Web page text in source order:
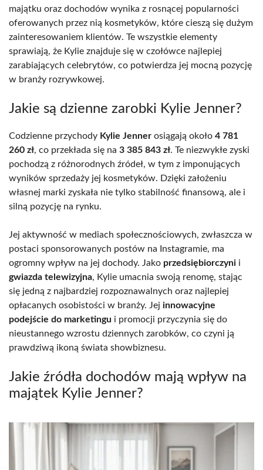
majątku oraz dochodów wynika z rosnącej popularności
oferowanych przez nią kosmetyków, które cieszą się dużym
zainteresowaniem klientów. Te wszystkie elementy
sprawiają, że Kylie znajduje się w czołówce najlepiej
zarabiających celebrytów, co potwierdza jej mocną pozycję
w branży rozrywkowej.
Jakie są dzienne zarobki Kylie Jenner?
Codzienne przychody Kylie Jenner osiągają około 4 781
260 zł, co przekłada się na 3 385 843 zł. Te niezwykłe zyski
pochodzą z różnorodnych źródeł, w tym z imponujących
wyników sprzedaży jej kosmetyków. Dzięki założeniu
własnej marki zyskała nie tylko stabilność finansową, ale i
silną pozycję na rynku.
Jej aktywność w mediach społecznościowych, zwłaszcza w
postaci sponsorowanych postów na Instagramie, ma
ogromny wpływ na jej dochody. Jako przedsiębiorczyni i
gwiazda telewizyjna, Kylie umacnia swoją renomę, stając
się jedną z najbardziej rozpoznawalnych oraz najlepiej
opłacanych osobistości w branży. Jej innowacyjne
podejście do marketingu i promocji przyczynia się do
nieustannego wzrostu dziennych zarobków, co czyni ją
prawdziwą ikoną świata showbiznesu.
Jakie źródła dochodów mają wpływ na
majątek Kylie Jenner?